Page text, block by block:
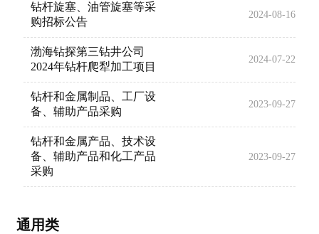
钻杆旋塞、油管旋塞等采
购招标公告
2024-08-16
渤海钻探第三钻井公司
2024年钻杆爬犁加工项目
2024-07-22
钻杆和金属制品、工厂设
备、辅助产品采购
2023-09-27
钻杆和金属产品、技术设
备、辅助产品和化工产品
采购
2023-09-27
通用类